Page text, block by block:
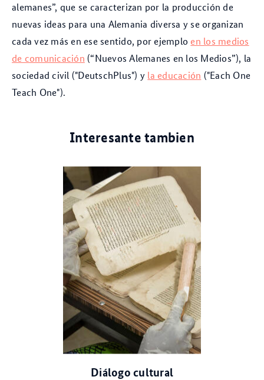
alemanes”, que se caracterizan por la producción de
nuevas ideas para una Alemania diversa y se organizan
cada vez más en ese sentido, por ejemplo en los medios
de comunicación (“Nuevos Alemanes en los Medios”), la
sociedad civil ("DeutschPlus") y la educación ("Each One
Teach One").
Interesante tambien
Diálogo cultural